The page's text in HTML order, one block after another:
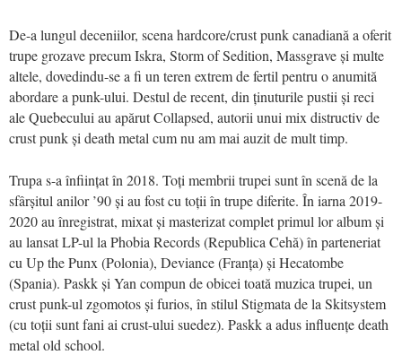
De-a lungul deceniilor, scena hardcore/crust punk canadiană a oferit
trupe grozave precum Iskra, Storm of Sedition, Massgrave și multe
altele, dovedindu-se a fi un teren extrem de fertil pentru o anumită
abordare a punk-ului. Destul de recent, din ținuturile pustii și reci
ale Quebecului au apărut Collapsed, autorii unui mix distructiv de
crust punk și death metal cum nu am mai auzit de mult timp.
Trupa s-a înfiinţat în 2018. Toți membrii trupei suntîn scenă de la
sfârșitul anilor ’90 și au fost cu toții în trupe diferite. În iarna 2019-
2020au înregistrat, mixat și masterizat complet primul loralbum și
au lansat LP-ul la Phobia Records (Republica Cehă) în parteneriat
cu Up the Punx (Polonia), Deviance (Franța) și Hecatombe
(Spania). Paskk și Yan compun de obicei toată muzica trupei, un
crust punk-ul zgomotos și furios, în stilul Stigmata de la Skitsystem
(cu toții sunt fani ai crust-ului suedez). Paskk a adus influențe death
metal old school.